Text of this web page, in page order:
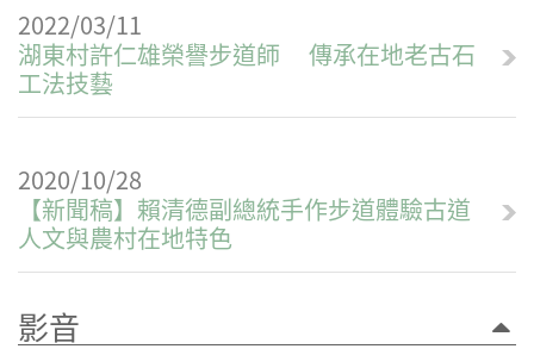
2022/03/11
湖東村許仁雄榮譽步道師 傳承在地老古石
工法技藝
2020/10/28
【新聞稿】賴清德副總統手作步道體驗古道
人文與農村在地特色
影音